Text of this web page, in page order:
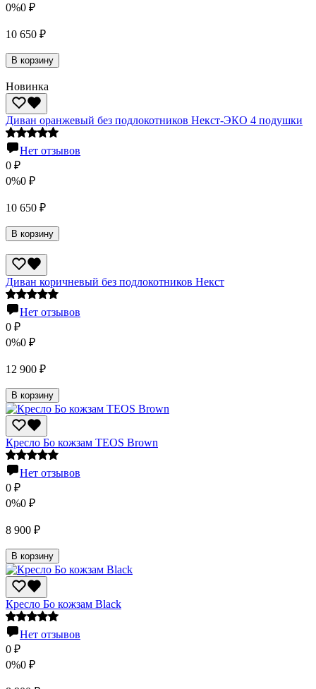
0%0 ₽
10 650 ₽
В корзину
Новинка
Диван оранжевый без подлокотников Некст-ЭКО 4 подушки
Нет отзывов
0 ₽
0%0 ₽
10 650 ₽
В корзину
Диван коричневый без подлокотников Некст
Нет отзывов
0 ₽
0%0 ₽
12 900 ₽
В корзину
Кресло Бо кожзам TEOS Brown
Нет отзывов
0 ₽
0%0 ₽
8 900 ₽
В корзину
Кресло Бо кожзам Black
Нет отзывов
0 ₽
0%0 ₽